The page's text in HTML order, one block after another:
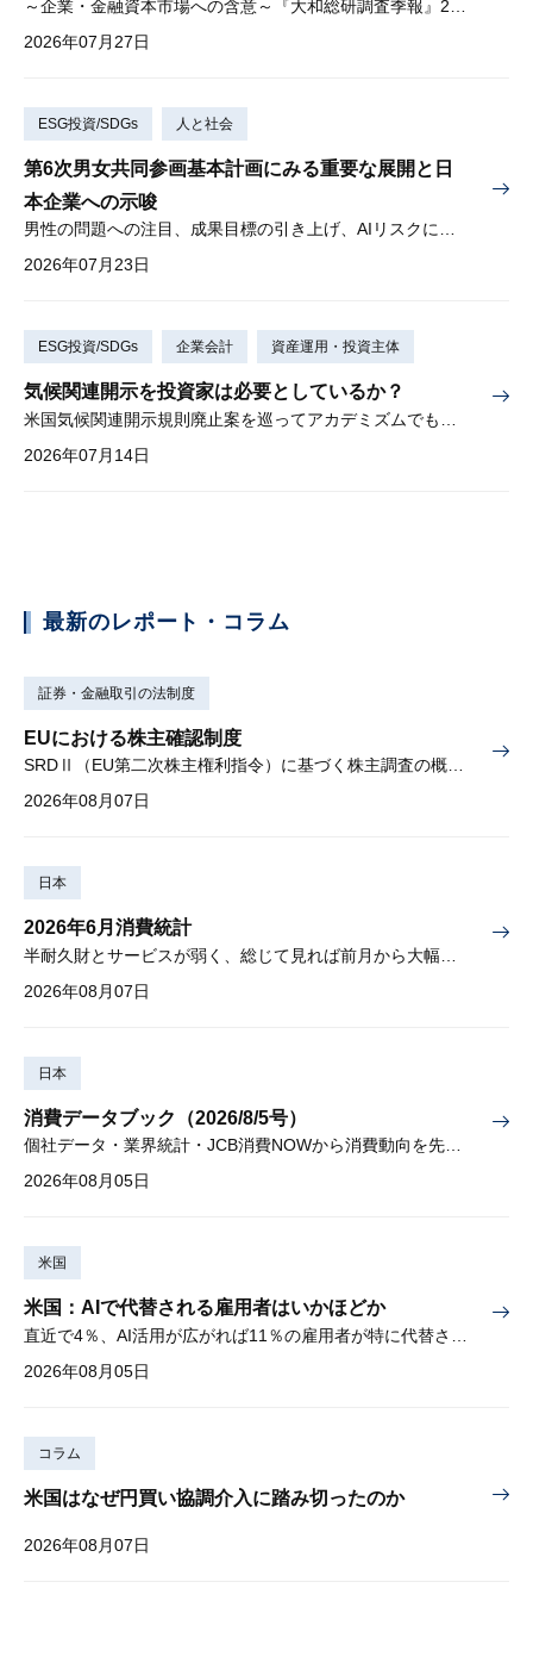
2026年07月27日
ESG投資/SDGs 人と社会
第6次男女共同参画基本計画にみる重要な展開と日
本企業への示唆
男性の問題への注目、成果目標の引き上げ、AIリスクに対する懸念
2026年07月23日
ESG投資/SDGs 企業会計 資産運用・投資主体
気候関連開示を投資家は必要としているか？
2026年07月14日
最新のレポート・コラム
証券・金融取引の法制度
EUにおける株主確認制度
SRDⅡ（EU第二次株主権利指令）に基づく株主調査の概要と課題
2026年08月07日
日本
2026年6月消費統計
2026年08月07日
日本
消費データブック（2026/8/5号）
個社データ・業界統計・JCB消費NOWから消費動向を先取り
2026年08月05日
米国
米国：AIで代替される雇用者はいかほどか
2026年08月05日
コラム
米国はなぜ円買い協調介入に踏み切ったのか
2026年08月07日